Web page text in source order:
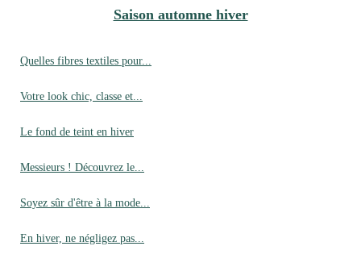
Saison automne hiver
Quelles fibres textiles pour...
Votre look chic, classe et...
Le fond de teint en hiver
Messieurs ! Découvrez le...
Soyez sûr d'être à la mode...
En hiver, ne négligez pas...